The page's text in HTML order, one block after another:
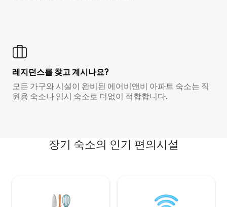
레지던스를 찾고 계시나요?
모든 가구와 시설이 완비된 에어비앤비 아파트 숙소는 직
원용 숙소나 임시 숙소로 더없이 적합합니다.
장기 숙소의 인기 편의시설